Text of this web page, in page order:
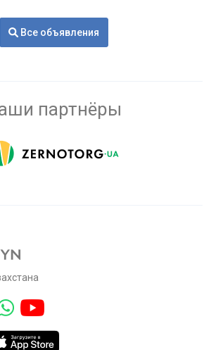
Все объявления
партнёры